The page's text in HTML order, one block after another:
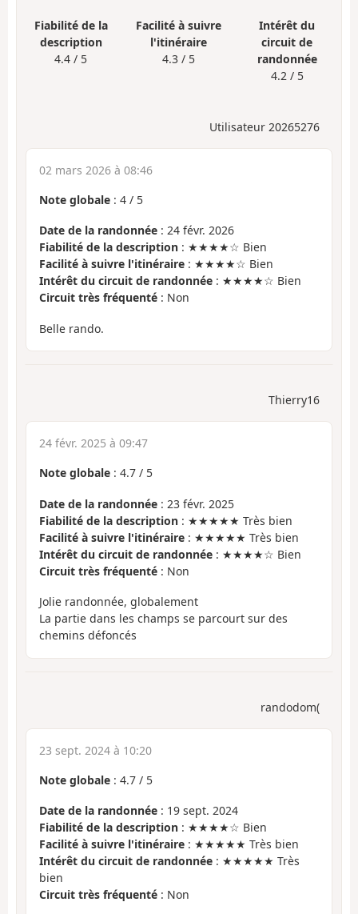
Fiabilité de la
description
4.4 / 5
Facilité à suivre
l'itinéraire
4.3 / 5
Intérêt du
circuit de
randonnée
4.2 / 5
Utilisateur 20265276
02 mars 2026 à 08:46
Note globale : 4 / 5
Date de la randonnée : 24 févr. 2026
Fiabilité de la description : ★★★★☆ Bien
Facilité à suivre l'itinéraire : ★★★★☆ Bien
Intérêt du circuit de randonnée : ★★★★☆ Bien
Circuit très fréquenté : Non
Belle rando.
Thierry16
24 févr. 2025 à 09:47
Note globale : 4.7 / 5
Date de la randonnée : 23 févr. 2025
Fiabilité de la description : ★★★★★ Très bien
Facilité à suivre l'itinéraire : ★★★★★ Très bien
Intérêt du circuit de randonnée : ★★★★☆ Bien
Circuit très fréquenté : Non
Jolie randonnée, globalement
La partie dans les champs se parcourt sur des
chemins défoncés
randodom(
23 sept. 2024 à 10:20
Note globale : 4.7 / 5
Date de la randonnée : 19 sept. 2024
Fiabilité de la description : ★★★★☆ Bien
Facilité à suivre l'itinéraire : ★★★★★ Très bien
Intérêt du circuit de randonnée : ★★★★★ Très
bien
Circuit très fréquenté : Non